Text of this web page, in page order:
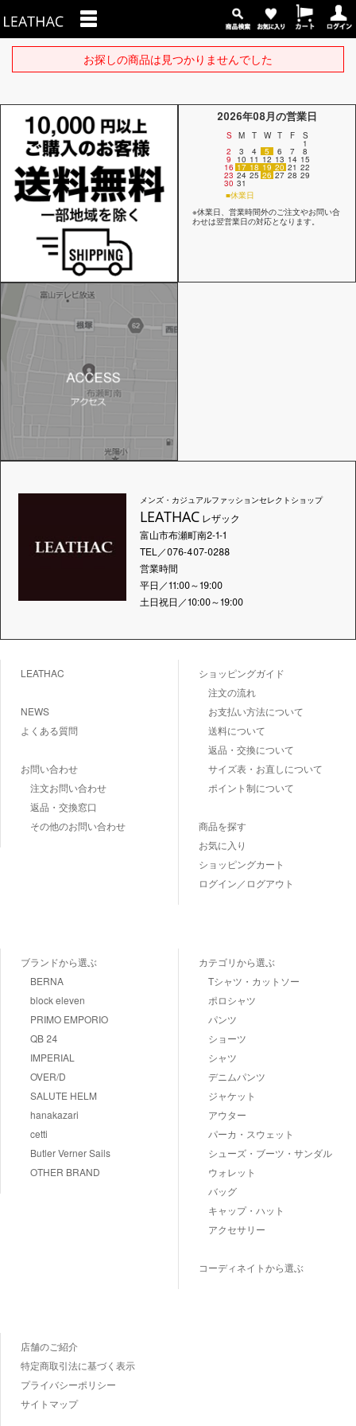
お探しの商品は見つかりませんでした
2026年08月の営業日
S M T W T F S
1
2 3 4 5 6 7 8
9 10 11 12 13 14 15
16 17 18 19 20 21 22
23 24 25 26 27 28 29
30 31
■休業日
※休業日、営業時間外のご注文やお問い合
わせは翌営業日の対応となります。
メンズ・カジュアルファッションセレクトショップ
LEATHACレザック
富山市布瀬町南2-1-1
TEL／076-407-0288
営業時間
平日／11:00～19:00
土日祝日／10:00～19:00
LEATHAC
NEWS
よくある質問
お問い合わせ
注文お問い合わせ
返品・交換窓口
その他のお問い合わせ
ショッピングガイド
注文の流れ
お支払い方法について
送料について
返品・交換について
サイズ表・お直しについて
ポイント制について
商品を探す
お気に入り
ショッピングカート
ログイン／ログアウト
ブランドから選ぶ
BERNA
block eleven
PRIMO EMPORIO
QB 24
IMPERIAL
OVER/D
SALUTE HELM
hanakazari
cetti
Butler Verner Sails
OTHER BRAND
カテゴリから選ぶ
Tシャツ・カットソー
ポロシャツ
パンツ
ショーツ
シャツ
デニムパンツ
ジャケット
アウター
パーカ・スウェット
シューズ・ブーツ・サンダル
ウォレット
バッグ
キャップ・ハット
アクセサリー
コーディネイトから選ぶ
店舗のご紹介
特定商取引法に基づく表示
プライバシーポリシー
サイトマップ